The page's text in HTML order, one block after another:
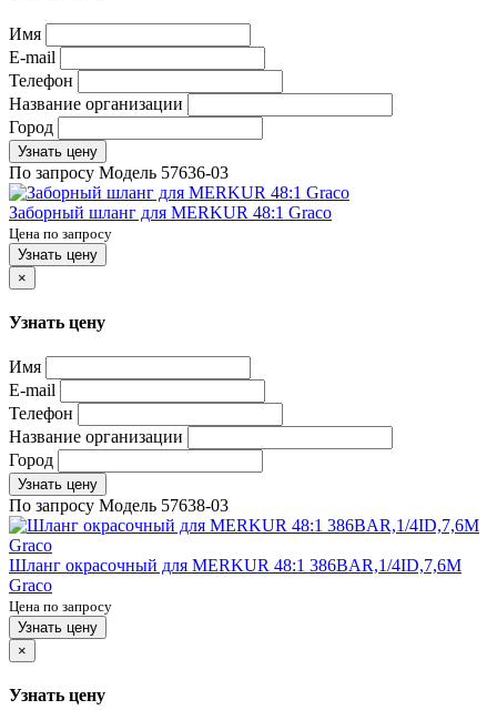
Имя
E-mail
Телефон
Название организации
Город
Узнать цену
По запросу Модель 57636-03
Заборный шланг для MERKUR 48:1 Graco
Цена по запросу
Узнать цену
×
Узнать цену
Имя
E-mail
Телефон
Название организации
Город
Узнать цену
По запросу Модель 57638-03
Шланг окрасочный для MERKUR 48:1 386BAR,1/4ID,7,6M
Graco
Цена по запросу
Узнать цену
×
Узнать цену